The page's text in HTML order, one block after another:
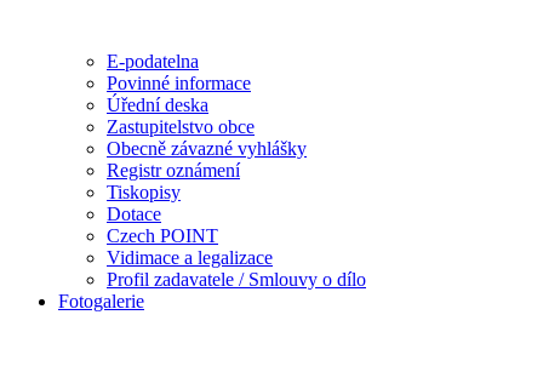
E-podatelna
Povinné informace
Úřední deska
Zastupitelstvo obce
Obecně závazné vyhlášky
Registr oznámení
Tiskopisy
Dotace
Czech POINT
Vidimace a legalizace
Profil zadavatele / Smlouvy o dílo
Fotogalerie